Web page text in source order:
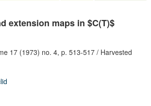
extension maps in $C(T)$
17 (1973) no. 4, p. 513-517 / Harvested